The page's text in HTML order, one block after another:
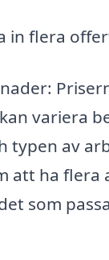
in flera
variera
typen av
att ha flera
som